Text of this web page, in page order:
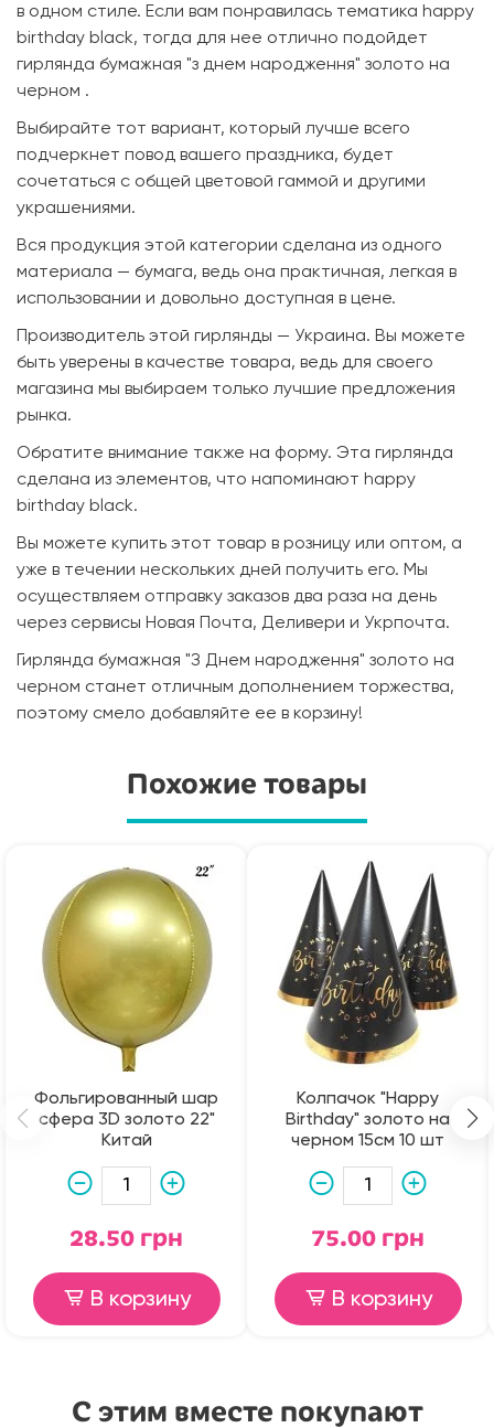
в одном стиле. Если вам понравилась тематика happy
birthday black, тогда для нее отлично подойдет
гирлянда бумажная "з днем народження" золото на
черном .
Выбирайте тот вариант, который лучше всего
подчеркнет повод вашего праздника, будет
сочетаться с общей цветовой гаммой и другими
украшениями.
Вся продукция этой категории сделана из одного
материала — бумага, ведь она практичная, легкая в
использовании и довольно доступная в цене.
Производитель этой гирлянды — Украина. Вы можете
быть уверены в качестве товара, ведь для своего
магазина мы выбираем только лучшие предложения
рынка.
Обратите внимание также на форму. Эта гирлянда
сделана из элементов, что напоминают happy
birthday black.
Вы можете купить этот товар в розницу или оптом, а
уже в течении нескольких дней получить его. Мы
осуществляем отправку заказов два раза на день
через сервисы Новая Почта, Деливери и Укрпочта.
Гирлянда бумажная "З Днем народження" золото на
черном станет отличным дополнением торжества,
поэтому смело добавляйте ее в корзину!
Похожие товары
Фольгированный шар
сфера 3D золото 22"
Китай
28.50 грн
В корзину
Колпачок "Happy
Birthday" золото на
черном 15см 10 шт
75.00 грн
В корзину
С этим вместе покупают